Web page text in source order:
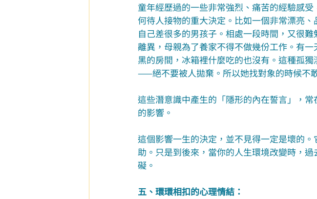
童年經歷過的一些非常強烈、痛苦的經驗感
何待人接物的重大決定。比如一個非常漂亮
自己差很多的男孩子。相處一段時間，又很
離異，母親為了養家不得不做幾份工作。有
黑的房間，冰箱裡什麼吃的也沒有。這種孤
——絕不要被人拋棄。所以她找對象的時候不
這些潛意識中產生的「隱形的內在誓言」，
的影響。
這個影響一生的決定，並不見得一定是壞的
助。只是到後來，當你的人生環境改變時，
礙。
五、環環相扣的心理情結：